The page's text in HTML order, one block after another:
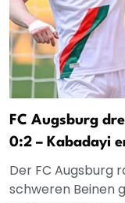
FC Augsburg
0:2 – Kabadayi
Der FC Augsburg
schweren Beinen